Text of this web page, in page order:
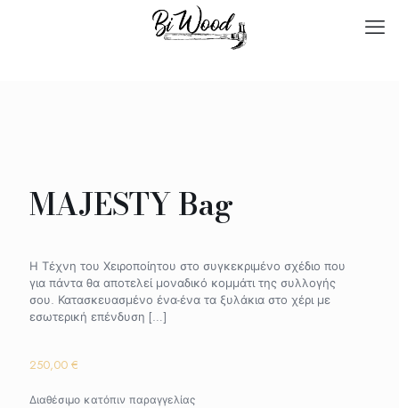
MAJESTY Bag
Η Τέχνη του Χειροποίητου στο συγκεκριμένο σχέδιο που
για πάντα θα αποτελεί μοναδικό κομμάτι της συλλογής
σου. Κατασκευασμένο ένα-ένα τα ξυλάκια στο χέρι με
εσωτερική επένδυση […]
250,00 €
Διαθέσιμο κατόπιν παραγγελίας